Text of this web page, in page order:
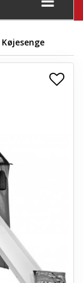
+
+
+
Køjesenge